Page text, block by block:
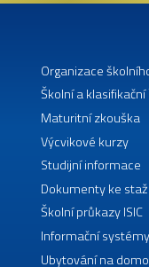
Organizace
Školní a klasifikační
Maturitní zkouška
Výcvikové kurzy
Studijní informace
Dokumenty ke
Školní průkazy ISIC
Informační
Ubytování na